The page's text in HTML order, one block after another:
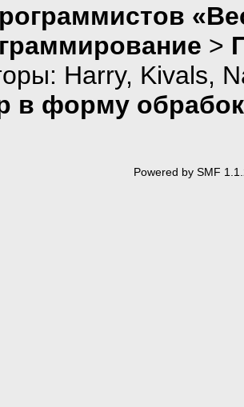
>
Harry, Kivals,
в форму
Powered by SMF